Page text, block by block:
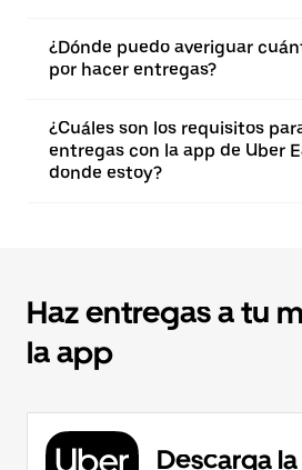
¿Dónde puedo averiguar
por hacer entregas?
¿Cuáles son los requisitos
entregas con la app de Uber
donde estoy?
Haz entregas a tu
la app
Descarga